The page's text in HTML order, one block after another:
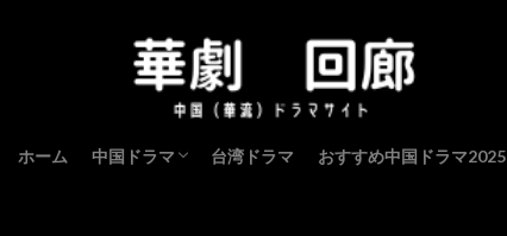
ホーム 中国ドラマ 台湾ドラマ おすすめ中国ドラマ2025